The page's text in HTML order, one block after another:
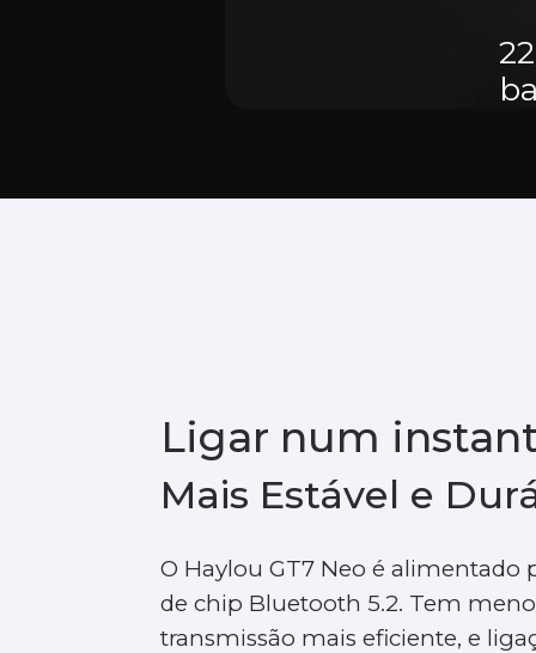
Ligar num
Mais Estável e
O Haylou GT7 Neo é alimentado
de chip Bluetooth 5.2. Tem
transmissão mais eficiente, e